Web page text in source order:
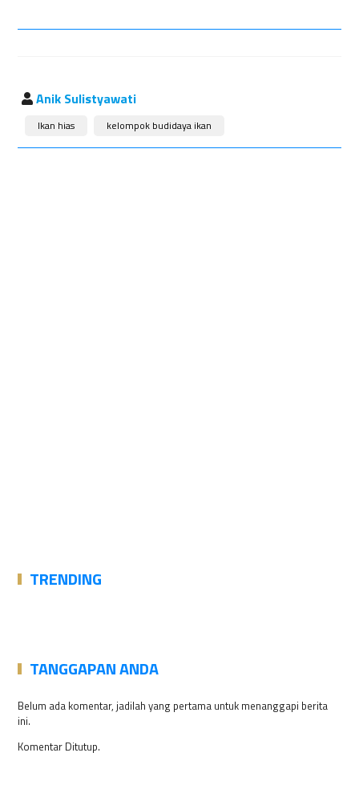
Anik Sulistyawati
Ikan hias kelompok budidaya ikan
TRENDING
TANGGAPAN ANDA
Belum ada komentar, jadilah yang pertama untuk menanggapi berita
ini.
Komentar Ditutup.